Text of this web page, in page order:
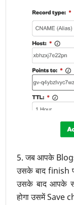
5. जब आपके
उसके बाद finish
उसके बाद आपके
होगा उसमें Save